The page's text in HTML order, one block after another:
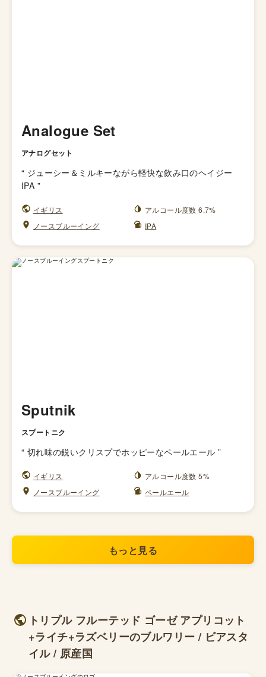
Analogue Set
アナログセット
“ ジューシー＆ミルキーながら軽快な飲み口のヘイジー
IPA ”
イギリス
アルコール度数 6.7%
ノースブルーイング
IPA
Sputnik
スプートニク
“ 切れ味の鋭いクリスプでホッピーなペールエール ”
イギリス
アルコール度数 5%
ノースブルーイング
ペールエール
もっと見る
トリプル フルーテッド ゴーゼ アプリコット
+ライチ+ラズベリーのブルワリー / ビアスタ
イル / 原産国